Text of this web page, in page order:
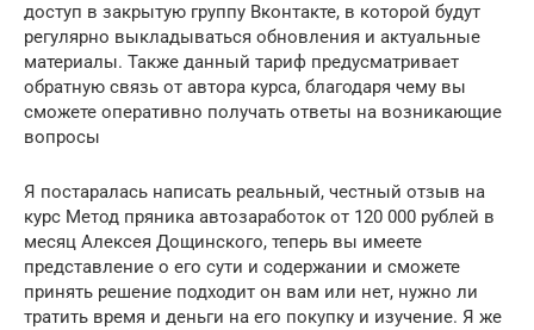
доступ в закрытую группу Вконтакте, в которой будут
регулярно выкладываться обновления и актуальные
материалы. Также данный тариф предусматривает
обратную связь от автора курса, благодаря чему вы
сможете оперативно получать ответы на возникающие
вопросы
Я постаралась написать реальный, честный отзыв на
курс Метод пряника автозаработок от 120 000 рублей в
месяц Алексея Дощинского, теперь вы имеете
представление о его сути и содержании и сможете
принять решение подходит он вам или нет, нужно ли
тратить время и деньги на его покупку и изучение. Я же